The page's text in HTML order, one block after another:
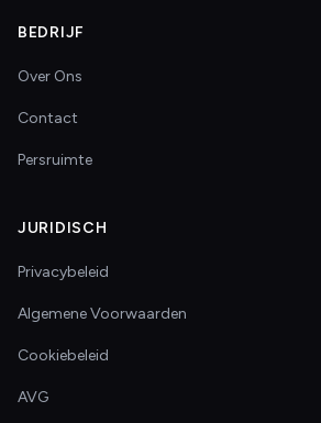
BEDRIJF
Over Ons
Contact
Persruimte
JURIDISCH
Privacybeleid
Algemene Voorwaarden
Cookiebeleid
AVG